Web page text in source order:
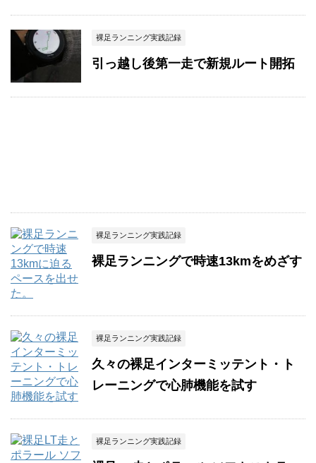
裸足ランニング実践記録
引っ越し後第一走で新規ルート開拓
裸足ランニング実践記録
裸足ランニングで時速13kmをめざす
裸足ランニング実践記録
久々の裸足インターミッテント・ト
レーニングで心肺機能を試す
裸足ランニング実践記録